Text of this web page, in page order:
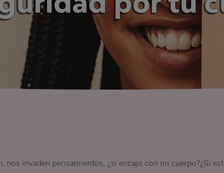
invaden pensamientos, ¿si encajo con mi cuerpo?¿Si